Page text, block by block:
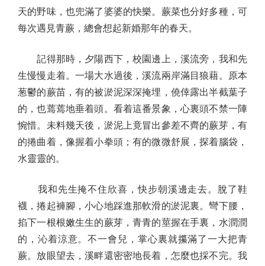
天的野味，也兜滿了婆婆的快樂。蕨菜也分好多種，可
每次遇見青蕨，總會想起新婚那年的春天。
記得那時，夕陽西下，校園邊上，溪流旁，我和先
生慢慢走着。一場大水過後，溪流兩岸滿目狼藉。原本
葱鬱的蕨苗，有的被淤泥深深掩埋，僥倖露出半截葉子
的，也蔫蔫地垂着頭。看着這番景象，心裏頭不禁一陣
惋惜。未料幾天後，淤泥上竟冒出參差不齊的蕨芽，有
的捲曲着，像握着小拳頭；有的微微舒展，探着腦袋，
水靈靈的。
我和先生掩不住欣喜，快步朝溪邊走去。脫了鞋
襪，捲起褲腳，小心地踩進那軟滑的淤泥裏。彎下腰，
掐下一根根嫩生生的蕨芽，青青的莖握在手裏，水潤潤
的，沁着涼意。不一會兒，掌心裏就攥滿了一大把青
蕨。放眼望去，溪畔還密密地長着，怎麼也採不完。我